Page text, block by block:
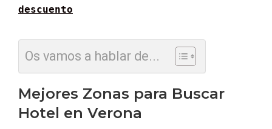
descuento
Os vamos a hablar de...
Mejores Zonas para Buscar
Hotel en Verona